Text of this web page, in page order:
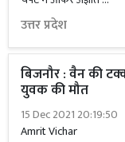
उत्तर प्रदेश
बिजनौर : वैन की
युवक की मौत
15 Dec 2021 20:19:50
Amrit Vichar